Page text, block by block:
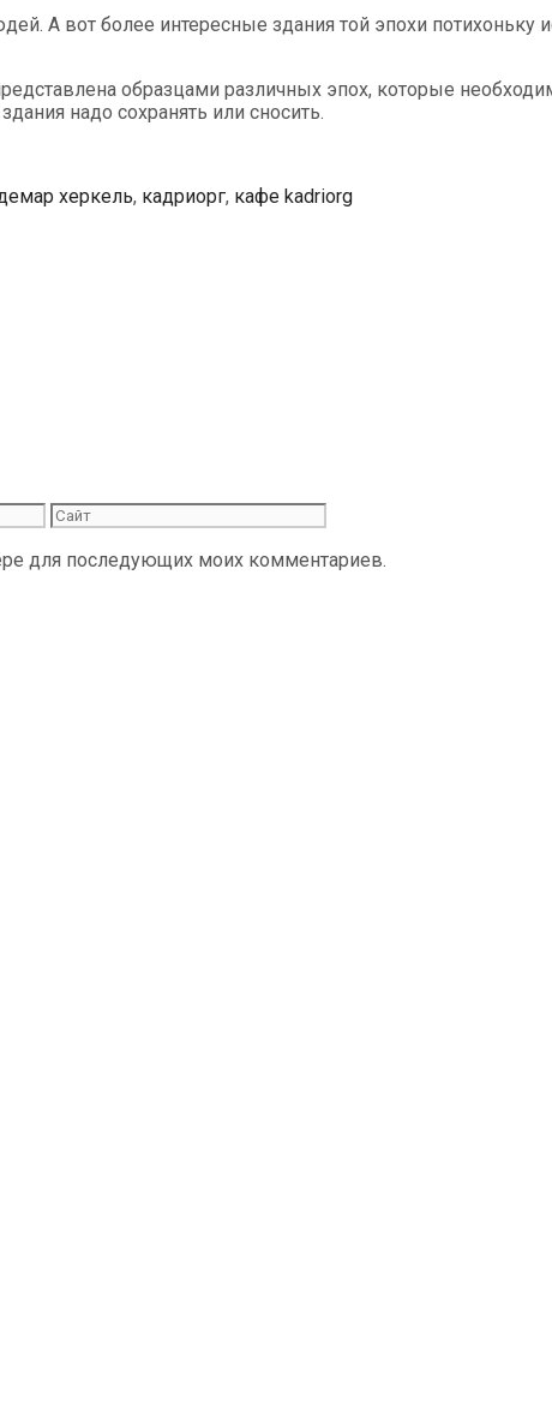
А вот более интересные здания той эпохи потихоньку
образцами различных эпох, которые
надо сохранять или сносить.
херкель, кадриорг, кафе kadriorg
Сайт
для последующих моих комментариев.